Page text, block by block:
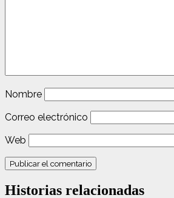
Nombre
Correo electrónico
Web
Historias relacionadas